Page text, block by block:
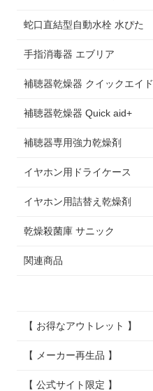
蛇口直結型自動水栓 水ぴた
手指消毒器 エブリア
補聴器乾燥器 クイックエイド
補聴器乾燥器 Quick aid+
補聴器専用強力乾燥剤
イヤホン用ドライケース
イヤホン用詰替え乾燥剤
乾燥殺菌庫 サニック
関連商品
【 お得なアウトレット 】
【 メーカー再生品 】
【 公式サイト限定 】